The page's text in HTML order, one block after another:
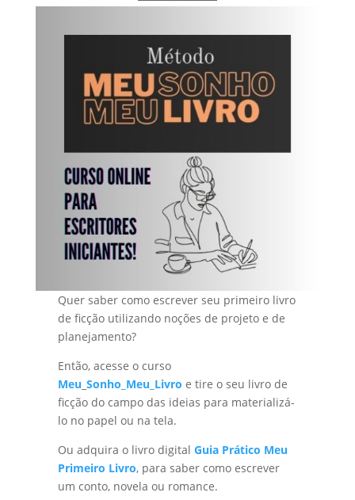
Quer saber como escrever seu primeiro livro
de ficção utilizando noções de projeto e de
planejamento?
Então, acesse o curso
Meu _Sonho_Meu_Livro e tire o seu livro de
ficção do campo das ideias para materializá-
lo no papel ou na tela.
Ou adquira o livro digitalGuia Prático Meu
Primeiro Livro, para saber como escrever
um conto, novela ou romance.